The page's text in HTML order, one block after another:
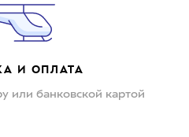
И ОПЛАТА
или банковской картой